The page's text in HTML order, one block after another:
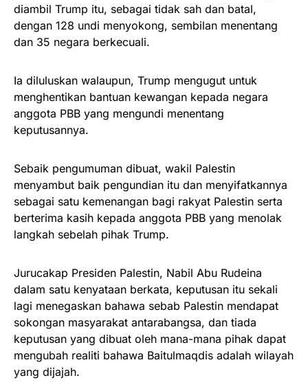
diambil Trump itu, sebagai tidak sah dan batal,
dengan 128 undi menyokong, sembilan menentang
dan 35 negara berkecuali.
Ia diluluskan walaupun, Trump mengugut untuk
menghentikan bantuan kewangan kepada negara
anggota PBB yang mengundi menentang
keputusannya.
Sebaik pengumuman dibuat, wakil Palestin
menyambut baik pengundian itu dan menyifatkannya
sebagai satu kemenangan bagi rakyat Palestin serta
berterima kasih kepada anggota PBB yang menolak
langkah sebelah pihak Trump.
Jurucakap Presiden Palestin, Nabil Abu Rudeina
dalam satu kenyataan berkata, keputusan itu sekali
lagi menegaskan bahawa sebab Palestin mendapat
sokongan masyarakat antarabangsa, dan tiada
keputusan yang dibuat oleh mana-mana pihak dapat
mengubah realiti bahawa Baitulmaqdis adalah wilayah
yang dijajah.